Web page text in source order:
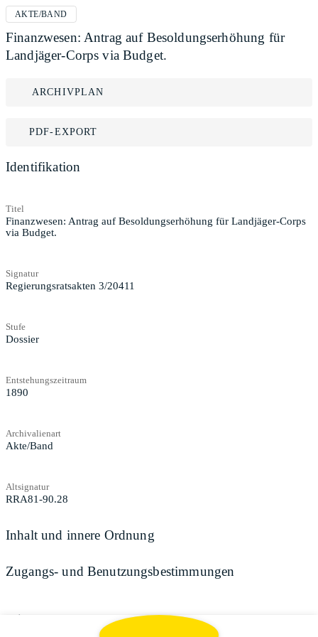
AKTE/BAND
Finanzwesen: Antrag auf Besoldungserhöhung für
Landjäger-Corps via Budget.
ARCHIVPLAN
PDF-EXPORT
Identifikation
Titel
Finanzwesen: Antrag auf Besoldungserhöhung für Landjäger-Corps
via Budget.
Signatur
Regierungsratsakten 3/20411
Stufe
Dossier
Entstehungszeitraum
1890
Archivalienart
Akte/Band
Altsignatur
RRA81-90.28
Inhalt und innere Ordnung
Zugangs- und Benutzungsbestimmungen
Teilen